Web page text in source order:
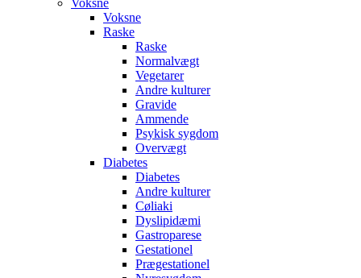
Voksne
Voksne
Raske
Raske
Normalvægt
Vegetarer
Andre kulturer
Gravide
Ammende
Psykisk sygdom
Overvægt
Diabetes
Diabetes
Andre kulturer
Cøliaki
Dyslipidæmi
Gastroparese
Gestationel
Prægestationel